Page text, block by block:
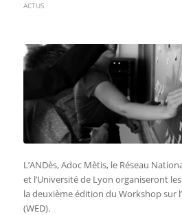
ACTUS
L’ANDès, Adoc Mètis, le Réseau
et l’Université de Lyon organiseront
la deuxième édition du Workshop sur
(WED).